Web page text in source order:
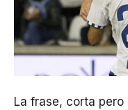
La frase, corta